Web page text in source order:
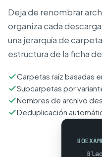
Deja de renombrar
organiza cada
una jerarquía de
estructura de la ficha
Carpetas raíz basadas
Subcarpetas por
Nombres de archivo
Deduplicación